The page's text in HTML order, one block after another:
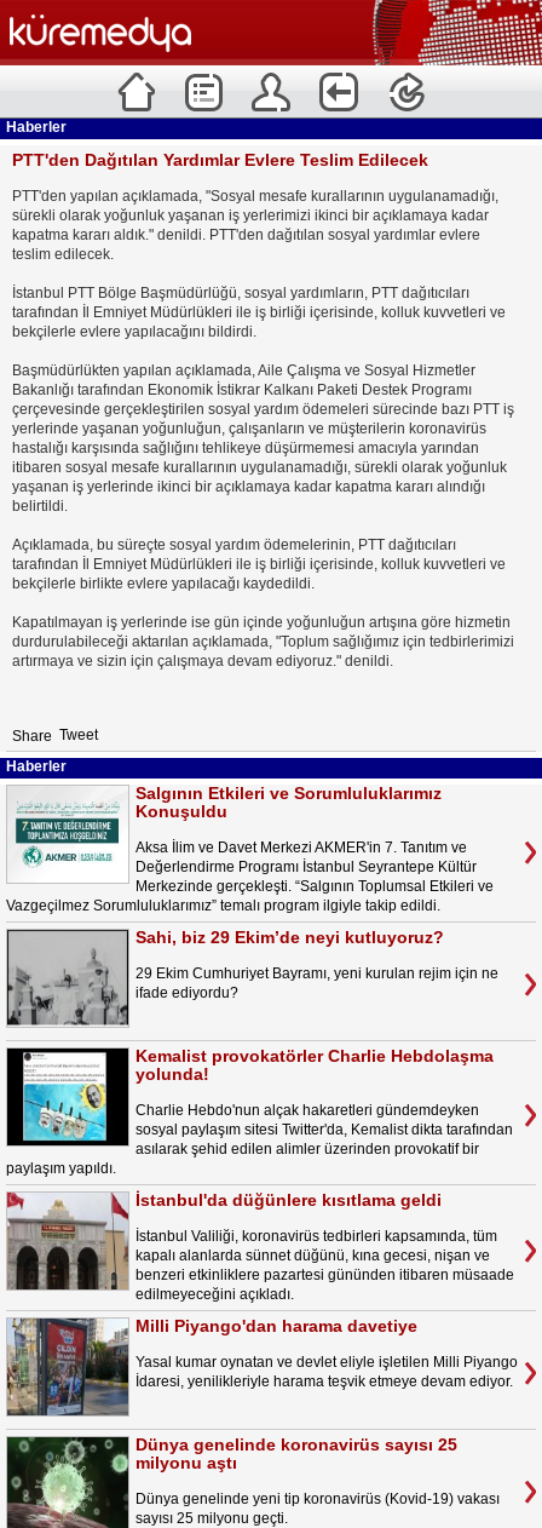
Haberler
PTT'den Dağıtılan Yardımlar Evlere Teslim Edilecek
PTT'den yapılan açıklamada, "Sosyal mesafe kurallarının uygulanamadığı,
sürekli olarak yoğunluk yaşanan iş yerlerimizi ikinci bir açıklamaya kadar
kapatma kararı aldık." denildi. PTT'den dağıtılan sosyal yardımlar evlere
teslim edilecek.
İstanbul PTT Bölge Başmüdürlüğü, sosyal yardımların, PTT dağıtıcıları
tarafından İl Emniyet Müdürlükleri ile iş birliği içerisinde, kolluk kuvvetleri ve
bekçilerle evlere yapılacağını bildirdi.
Başmüdürlükten yapılan açıklamada, Aile Çalışma ve Sosyal Hizmetler
Bakanlığı tarafından Ekonomik İstikrar Kalkanı Paketi Destek Programı
çerçevesinde gerçekleştirilen sosyal yardım ödemeleri sürecinde bazı PTT iş
yerlerinde yaşanan yoğunluğun, çalışanların ve müşterilerin koronavirüs
hastalığı karşısında sağlığını tehlikeye düşürmemesi amacıyla yarından
itibaren sosyal mesafe kurallarının uygulanamadığı, sürekli olarak yoğunluk
yaşanan iş yerlerinde ikinci bir açıklamaya kadar kapatma kararı alındığı
belirtildi.
Açıklamada, bu süreçte sosyal yardım ödemelerinin, PTT dağıtıcıları
tarafından İl Emniyet Müdürlükleri ile iş birliği içerisinde, kolluk kuvvetleri ve
bekçilerle birlikte evlere yapılacağı kaydedildi.
Kapatılmayan iş yerlerinde ise gün içinde yoğunluğun artışına göre hizmetin
durdurulabileceği aktarılan açıklamada, "Toplum sağlığımız için tedbirlerimizi
artırmaya ve sizin için çalışmaya devam ediyoruz." denildi.
Share Tweet
Haberler
Salgının Etkileri ve Sorumluluklarımız
Konuşuldu
Aksa İlim ve Davet Merkezi AKMER'in 7. Tanıtım ve
Değerlendirme Programı İstanbul Seyrantepe Kültür
Merkezinde gerçekleşti. “Salgının Toplumsal Etkileri ve
Vazgeçilmez Sorumluluklarımız” temalı program ilgiyle takip edildi.
Sahi, biz 29 Ekim’de neyi kutluyoruz?
29 Ekim Cumhuriyet Bayramı, yeni kurulan rejim için ne
ifade ediyordu?
Kemalist provokatörler Charlie Hebdolaşma
yolunda!
Charlie Hebdo'nun alçak hakaretleri gündemdeyken
sosyal paylaşım sitesi Twitter'da, Kemalist dikta tarafından
asılarak şehid edilen alimler üzerinden provokatif bir
paylaşım yapıldı.
İstanbul'da düğünlere kısıtlama geldi
İstanbul Valiliği, koronavirüs tedbirleri kapsamında, tüm
kapalı alanlarda sünnet düğünü, kına gecesi, nişan ve
benzeri etkinliklere pazartesi gününden itibaren müsaade
edilmeyeceğini açıkladı.
Milli Piyango'dan harama davetiye
Yasal kumar oynatan ve devlet eliyle işletilen Milli Piyango
İdaresi, yenilikleriyle harama teşvik etmeye devam ediyor.
Dünya genelinde koronavirüs sayısı 25
milyonu aştı
Dünya genelinde yeni tip koronavirüs (Kovid-19) vakası
sayısı 25 milyonu geçti.